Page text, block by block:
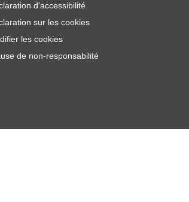
d'accessibilité
sur les cookies
les cookies
de non-responsabilité